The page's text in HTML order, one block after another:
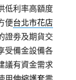
低利率高額度
便台北市花店
證劵及期貨交
受備金設備各
議有資金需求